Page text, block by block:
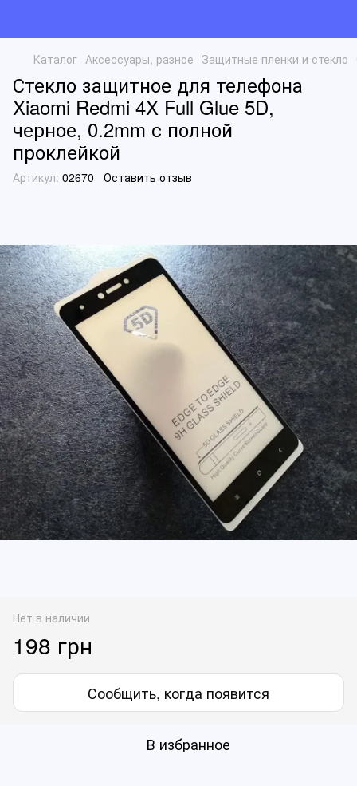
Каталог Аксессуары, разное Защитные пленки и стекло
Стекло защитное для телефона
Xiaomi Redmi 4X Full Glue 5D,
черное, 0.2mm с полной
проклейкой
Артикул: 02670 Оставить отзыв
Нет в наличии
198 грн
Сообщить, когда появится
В избранное